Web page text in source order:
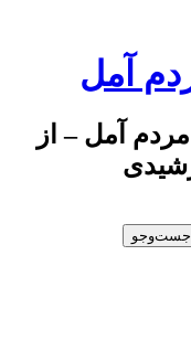
آمل
آمل – از